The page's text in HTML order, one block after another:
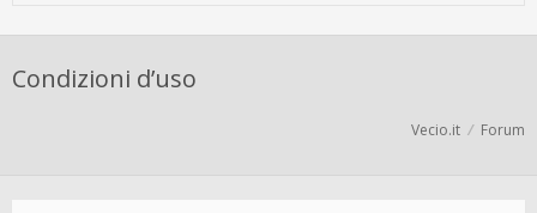
Condizioni d’uso
Vecio.it Forum